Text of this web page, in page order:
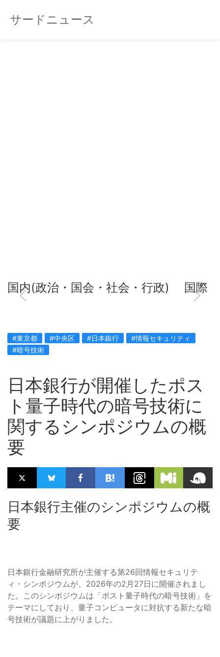
サードニュース
国内(政治・国会・社会・行政) 国際
#東京都 #中央区 #日本銀行
#情報セキュリティ
#暗号技術
日本銀行が開催したポス
ト量子時代の暗号技術に
関するシンポジウムの概
要
日本銀行主催のシンポジウムの概
要
日本銀行金融研究所が主催する第26回情報セキュリテ
ィ・シンポジウムが、2026年の2月27日に開催されまし
た。このシンポジウムは「ポスト量子時代の暗号技術」を
テーマにしており、量子コンピュータに対抗する新たな暗
号技術が議題に上がりました。